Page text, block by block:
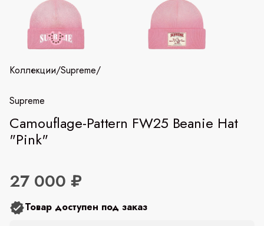
Коллекции/Supreme/
Supreme
Camouflage-Pattern FW25 Beanie Hat
"Pink"
27 000 ₽
Товар доступен под заказ